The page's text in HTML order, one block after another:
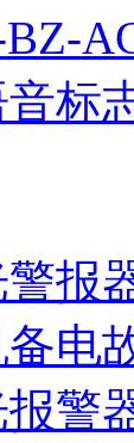
标
报
电
警